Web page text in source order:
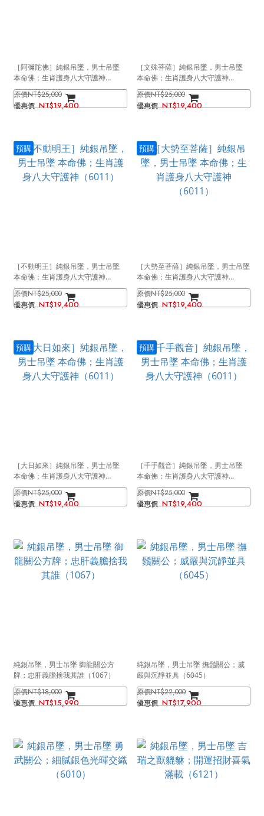
［阿彌陀佛］純銀吊墜，男士吊墜
本命佛；生肖護身八大守護神
（6011）
NT$25,000
NT$19,400
［文殊菩薩］純銀吊墜，男士吊墜
本命佛；生肖護身八大守護神
（6011）
NT$25,000
NT$19,400
預購
［不動明王］純銀吊墜，男士吊墜
本命佛；生肖護身八大守護神
（6011）
NT$25,000
NT$19,400
預購
［大勢至菩薩］純銀吊墜，男士吊墜
本命佛；生肖護身八大守護神
（6011）
NT$25,000
NT$19,400
預購
［大日如來］純銀吊墜，男士吊墜
本命佛；生肖護身八大守護神
（6011）
NT$25,000
NT$19,400
預購
［千手觀音］純銀吊墜，男士吊墜
本命佛；生肖護身八大守護神
（6011）
NT$25,000
NT$19,400
純銀吊墜，男士吊墜 御龍關公方
牌；忠肝義膽捨我其誰（1067）
NT$18,000
NT$15,990
純銀吊墜，男士吊墜 撫鬚關公；威
嚴與沉靜並具（6045）
NT$22,000
NT$17,900